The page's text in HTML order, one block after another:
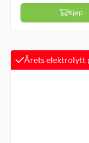
Kjøp
Årets elektrolytt